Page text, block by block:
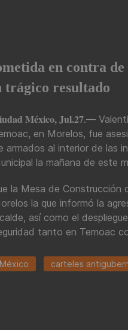
en contra
trágico resultado
México, Jul.27.—
en Morelos, fue
armados al interior de las
la mañana de este
la Mesa de Construcción
la que informó la
así como el
tanto en Temoac
México carteles